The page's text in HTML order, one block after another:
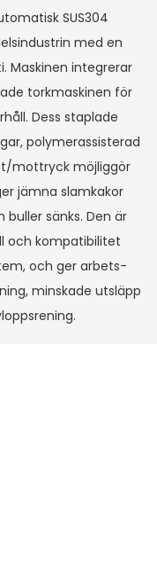
SUS304
med en
Maskinen integrerar
torkmaskinen för
Dess staplade
polymerassisterad
mottryck möjliggör
jämna slamkakor
sänks. Den är
och kompatibilitet
och ger arbets-
minskade utsläpp